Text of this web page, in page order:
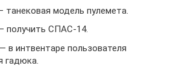
танековая модель пулемета.
получить СПАС-14.
— в интвентаре пользователя
гадюка.